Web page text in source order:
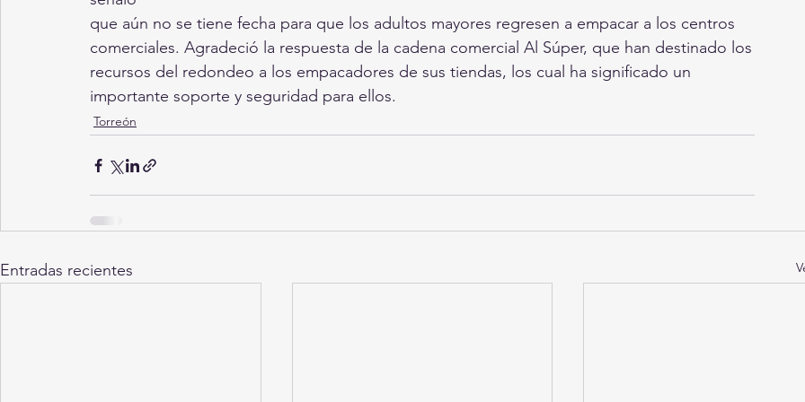
que aún no se tiene fecha para que los adultos mayores regresen a empacar a los centros
comerciales. Agradeció la respuesta de la cadena comercial Al Súper, que han destinado los
recursos del redondeo a los empacadores de sus tiendas, los cual ha significado un
importante soporte y seguridad para ellos.
Torreón
Entradas recientes